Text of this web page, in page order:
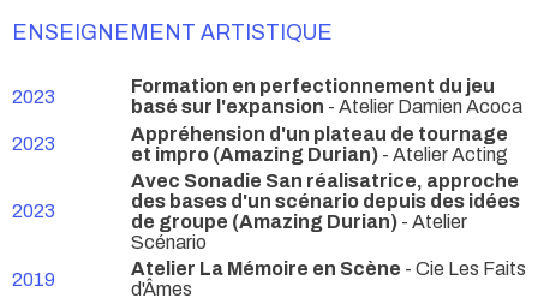
ENSEIGNEMENT ARTISTIQUE
2023
Formation en perfectionnement du jeu
basé sur l'expansion - Atelier Damien Acoca
2023
Appréhension d'un plateau de tournage
et impro (Amazing Durian) - Atelier Acting
2023
Avec Sonadie San réalisatrice, approche
des bases d'un scénario depuis des idées
de groupe (Amazing Durian) - Atelier
Scénario
2019
Atelier La Mémoire en Scène - Cie Les Faits
d'Âmes